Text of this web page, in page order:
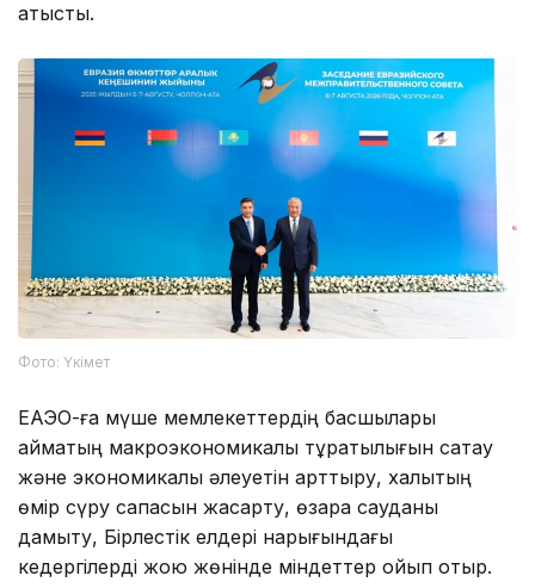
қатысты.
Фото: Үкімет
ЕАЭО-ға мүше мемлекеттердің басшылары
аймақтың макроэкономикалық тұрақтылығын сақтау
және экономикалық әлеуетін арттыру, халықтың
өмір сүру сапасын жақсарту, өзара сауданы
дамыту, Бірлестік елдері нарығындағы
кедергілерді жою жөнінде міндеттер қойып отыр.